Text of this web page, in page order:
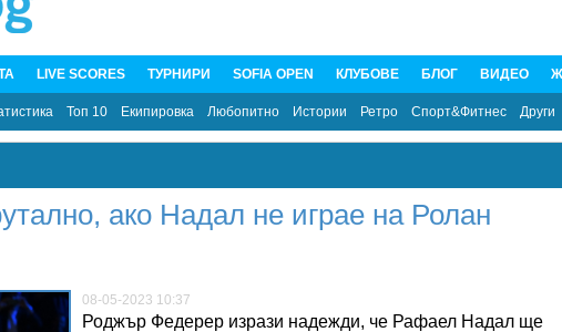
LIVE SCORES ТУРНИРИ SOFIA OPEN КЛУБОВЕ БЛОГ ВИДЕО
Топ 10 Екипировка Любопитно Истории Ретро Спорт&Фитнес Други
ако Надал не играе на Ролан
08-05-2023 10:37
Роджър Федерер изрази надежди, че Рафаел Надал ще